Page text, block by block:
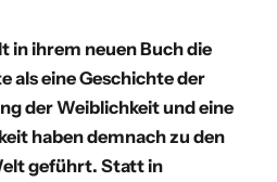
in ihrem neuen Buch die
als eine Geschichte der
der Weiblichkeit und eine
haben demnach zu den
geführt. Statt in